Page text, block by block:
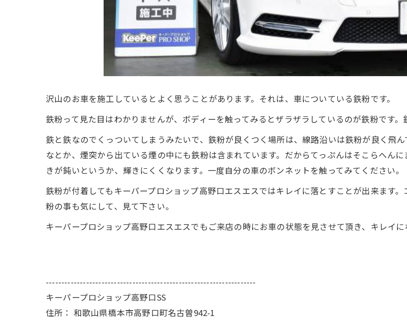
沢山のお車を施工しているとよく思うことがあります。それは、車についている鉄粉です。
鉄粉って見た目はわかりませんが、ボディーを触ってみるとザラザラしているのが鉄粉です
鉄と鉄なのでくっついてしまうみたいで、鉄粉が良くつく場所は、線路沿いは鉄粉が良く飛
なとか、煙突から出ている煙の中にも鉄粉は含まれています。だからてっぷんはそこらへん
きが鈍いというか、輝きにくくなります。一度自分の車のボンネットを触ってみてください。
鉄粉が付着してもキーパープロショップ高野口エスエスではキレイに落とすことが出来ます
粉の事も気にして、見て下さい。
キーパープロショップ高野口エスエスでもご来店の時にお車の状態を見させて頂き、キレイに
--------------------------------------------------------------------
キーパープロショップ高野口SS
住所： 和歌山県橋本市高野口町名古曽942-1